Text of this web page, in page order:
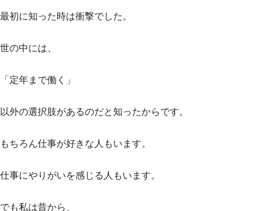
最初に知った時は衝撃でした。
世の中には、
「定年まで働く」
以外の選択肢があるのだと知ったからです。
もちろん仕事が好きな人もいます。
仕事にやりがいを感じる人もいます。
でも私は昔から、